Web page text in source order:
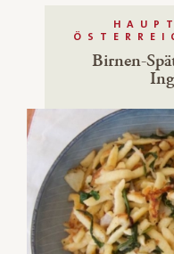
Birnen-